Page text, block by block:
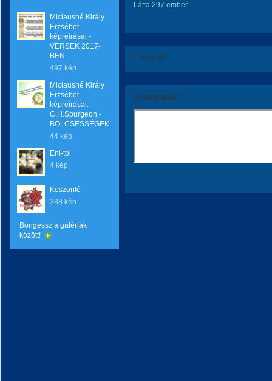
Miclausné Király
Erzsébet
képreírásai -
VERSEK 2017-
BEN
497 kép
Miclausné Király
Erzsébet
képreirásai:
C.H.Spurgeon -
BÖLCSESSÉGEK
44 kép
Eni-tol
4 kép
Köszöntő
388 kép
Böngéssz a galériák
között!
Látta 297 ember.
Értékeld!
Kommentáld!